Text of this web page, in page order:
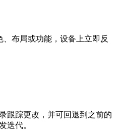
、布局或功能，设备上立即反
跟踪更改，并可回退到之前的
迭代。